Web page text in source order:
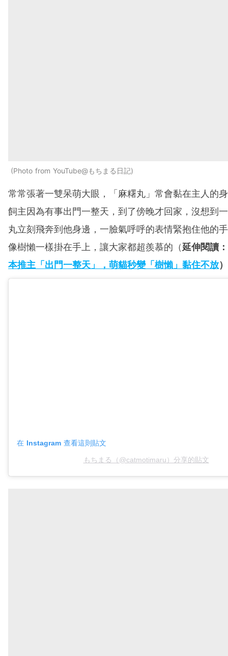
Photo from YouTube@もちまる日記
常常張著一雙呆萌大眼，「麻糬丸」常會黏在主人的
飼主因為有事出門一整天，到了傍晚才回家，沒想到
丸立刻飛奔到他身邊，一臉氣呼呼的表情緊抱住他的
像樹懶一樣掛在手上，讓大家都超羨慕的（延伸閱讀：
本推主「出門一整天」，萌貓秒變「樹懶」黏住不放）
在 Instagram 查看這則貼文
もちまる（@catmotimaru）分享的貼文